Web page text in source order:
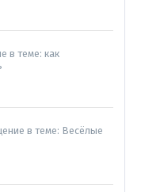
в теме: как
в теме: Весёлые